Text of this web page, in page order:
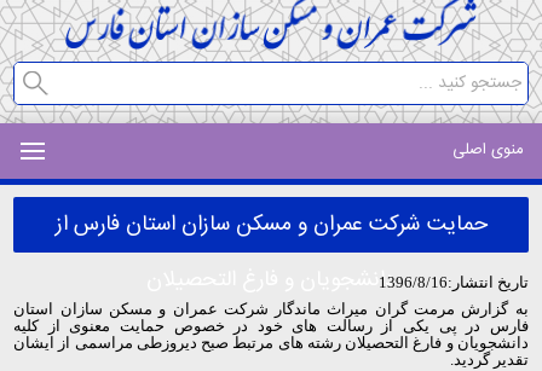
منوی اصلی
حمایت شرکت عمران و مسکن سازان استان فارس از
دانشجویان و فارغ التحصیلان
تاریخ انتشار:1396/8/16
به گزارش مرمت گران میراث ماندگار شرکت عمران و مسکن سازان استان
فارس در پی یکی از رسالت های خود در خصوص حمایت معنوی از کلیه
دانشجویان و فارغ التحصیلان رشته های مرتبط صبح دیروزطی مراسمی از ایشان
تقدیر گردید.